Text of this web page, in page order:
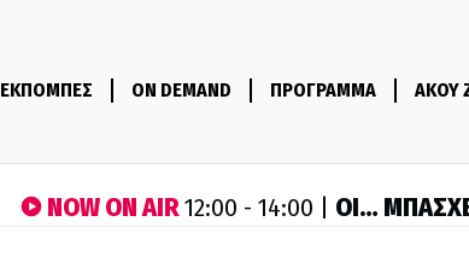
ΕΚΠΟΜΠΕΣ ON DEMAND ΠΡΟΓΡΑΜΜΑ ΑΚΟΥ
NOW ON AIR12:00 - 14:00 | ΟΙ…